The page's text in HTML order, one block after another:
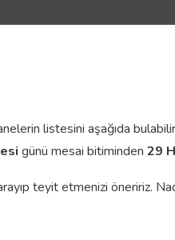
listesini aşağıda
günü mesai bitiminden 29
teyit etmenizi öneririz.